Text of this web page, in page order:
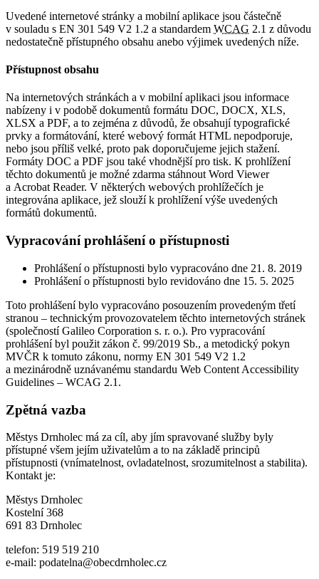
Uvedené internetové stránky a mobilní aplikace jsou částečně
v souladu s EN 301 549 V2 1.2 a standardem WCAG 2.1 z důvodu
nedostatečně přístupného obsahu anebo výjimek uvedených níže.
Přístupnost obsahu
Na internetových stránkách a v mobilní aplikaci jsou informace
nabízeny i v podobě dokumentů formátu DOC, DOCX, XLS,
XLSX a PDF, a to zejména z důvodů, že obsahují typografické
prvky a formátování, které webový formát HTML nepodporuje,
nebo jsou příliš velké, proto pak doporučujeme jejich stažení.
Formáty DOC a PDF jsou také vhodnější pro tisk. K prohlížení
těchto dokumentů je možné zdarma stáhnout Word Viewer
a Acrobat Reader. V některých webových prohlížečích je
integrována aplikace, jež slouží k prohlížení výše uvedených
formátů dokumentů.
Vypracování prohlášení o přístupnosti
Prohlášení o přístupnosti bylo vypracováno dne 21. 8. 2019
Prohlášení o přístupnosti bylo revidováno dne 15. 5. 2025
Toto prohlášení bylo vypracováno posouzením provedeným třetí
stranou – technickým provozovatelem těchto internetových stránek
(společností Galileo Corporation s. r. o.). Pro vypracování
prohlášení byl použit zákon č. 99/2019 Sb., a metodický pokyn
MVČR k tomuto zákonu, normy EN 301 549 V2 1.2
a mezinárodně uznávanému standardu Web Content Accessibility
Guidelines – WCAG 2.1.
Zpětná vazba
Městys Drnholec má za cíl, aby jím spravované služby byly
přístupné všem jejím uživatelům a to na základě principů
přístupnosti (vnímatelnost, ovladatelnost, srozumitelnost a stabilita).
Kontakt je:
Městys Drnholec
Kostelní 368
691 83 Drnholec
telefon: 519 519 210
e-mail: podatelna@obecdrnholec.cz